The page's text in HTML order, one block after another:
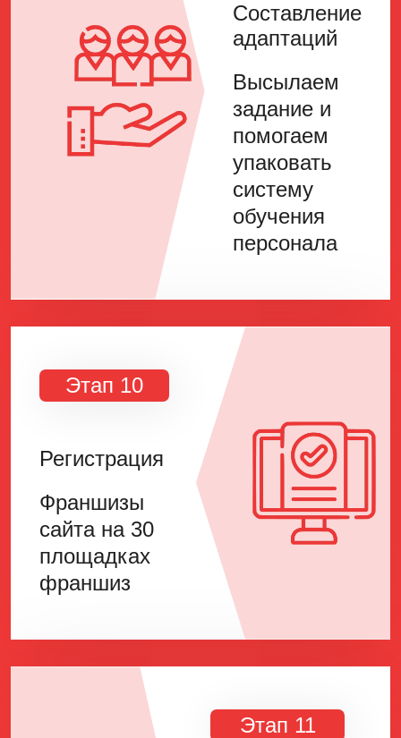
Составление
адаптаций
Высылаем
задание и
помогаем
упаковать
систему
обучения
персонала
Этап 10
Регистрация
Франшизы
сайта на 30
площадках
франшиз
Этап 11